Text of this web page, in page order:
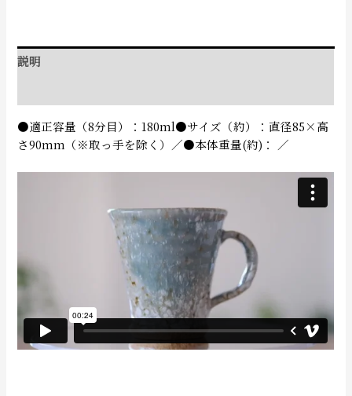
説明
●適正容量（8分目）：180ml●サイズ（約）：直径85×高
さ90mm（※取っ手を除く）／●本体重量(約)： ／